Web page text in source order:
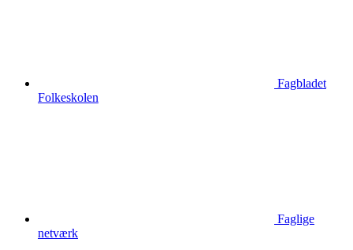
Fagbladet
Folkeskolen
Faglige
netværk